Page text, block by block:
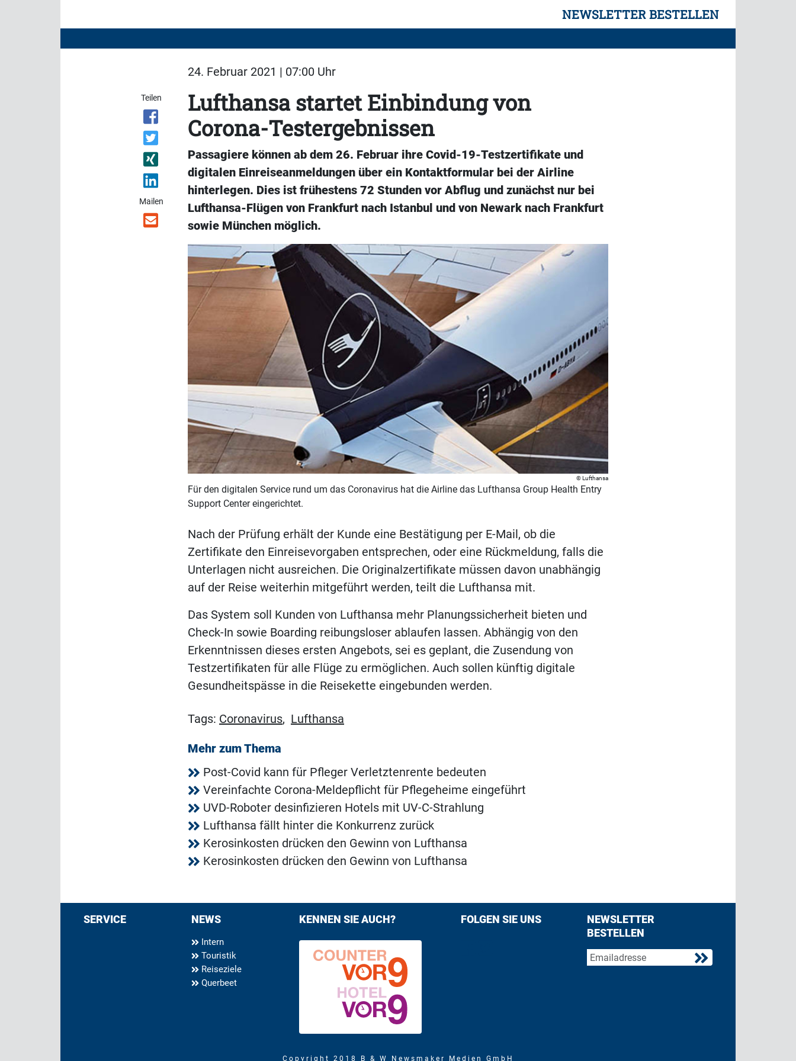
NEWSLETTER BESTELLEN
24. Februar 2021 | 07:00 Uhr
Teilen
Mailen
Lufthansa startet Einbindung von
Corona-Testergebnissen
Passagiere können ab dem 26. Februar ihre Covid-19-Testzertifikate und
digitalen Einreiseanmeldungen über ein Kontaktformular bei der Airline
hinterlegen. Dies ist frühestens 72 Stunden vor Abflug und zunächst nur bei
Lufthansa-Flügen von Frankfurt nach Istanbul und von Newark nach Frankfurt
sowie München möglich.
Lufthansa
Für den digitalen Service rund um das Coronavirus hat die Airline das Lufthansa Group Health Entry
Support Center eingerichtet.
Nach der Prüfung erhält der Kunde eine Bestätigung per E-Mail, ob die
Zertifikate den Einreisevorgaben entsprechen, oder eine Rückmeldung, falls die
Unterlagen nicht ausreichen. Die Originalzertifikate müssen davon unabhängig
auf der Reise weiterhin mitgeführt werden, teilt die Lufthansa mit.
Das System soll Kunden von Lufthansa mehr Planungssicherheit bieten und
Check-In sowie Boarding reibungsloser ablaufen lassen. Abhängig von den
Erkenntnissen dieses ersten Angebots, sei es geplant, die Zusendung von
Testzertifikaten für alle Flüge zu ermöglichen. Auch sollen künftig digitale
Gesundheitspässe in die Reisekette eingebunden werden.
Tags: Coronavirus, Lufthansa
Mehr zum Thema
Post-Covid kann für Pfleger Verletztenrente bedeuten
Vereinfachte Corona-Meldepflicht für Pflegeheime eingeführt
UVD-Roboter desinfizieren Hotels mit UV-C-Strahlung
Lufthansa fällt hinter die Konkurrenz zurück
Kerosinkosten drücken den Gewinn von Lufthansa
Kerosinkosten drücken den Gewinn von Lufthansa
SERVICE NEWS
Intern
Touristik
Reiseziele
Querbeet
KENNEN SIE AUCH? FOLGEN SIE UNS
NEWSLETTER
BESTELLEN
Copyright 2018 B & W Newsmaker Medien GmbH